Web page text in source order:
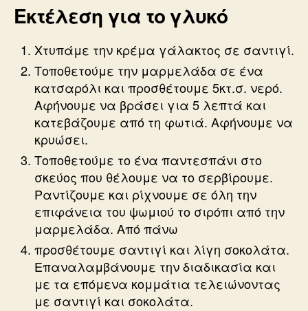
Εκτέλεση για το γλυκό
Χτυπάμε την κρέμα γάλακτος σε σαντιγί.
Τοποθετούμε την μαρμελάδα σε ένα
κατσαρόλι και προσθέτουμε 5κτ.σ. νερό.
Αφήνουμε να βράσει για 5 λεπτά και
κατεβάζουμε από τη φωτιά. Αφήνουμε να
κρυώσει.
Τοποθετούμε το ένα παντεσπάνι στο
σκεύος που θέλουμε να το σερβίρουμε.
Ραντίζουμε και ρίχνουμε σε όλη την
επιφάνεια του ψωμιού το σιρόπι από την
μαρμελάδα. Από πάνω
προσθέτουμε σαντιγί και λίγη σοκολάτα.
Επαναλαμβάνουμε την διαδικασία και
με τα επόμενα κομμάτια τελειώνοντας
με σαντιγί και σοκολάτα.